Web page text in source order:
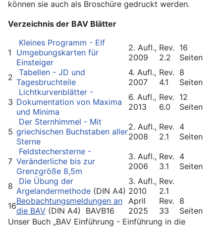
können sie auch als Broschüre gedruckt werden.
Verzeichnis der BAV Blätter
1
Kleines Programm - Elf
Umgebungskarten für
Einsteiger
2. Aufl.,
2009
Rev.
2.2
16
Seiten
2
Tabellen - JD und
Tagesbruchteile
4. Aufl.,
2007
Rev.
4.1
8
Seiten
3
Lichtkurvenblätter -
Dokumentation von Maxima
und Minima
6. Aufl.,
2013
Rev.
6.0
12
Seiten
5
Der Sternhimmel - Mit
griechischen Buchstaben aller
Sterne
2. Aufl.,
2008
Rev.
2.1
4
Seiten
7
Feldstechersterne -
Veränderliche bis zur
Grenzgröße 8,5m
3. Aufl.,
2006
Rev.
3.1
4
Seiten
8
Die Übung der
Argelandermethode (DIN A4)
3. Aufl.,
2010
Rev.
2.1
16Beobachtungsmeldungen an
die BAV (DIN A4) BAVB16
April
2025
Rev.
33
8
Seiten
Unser Buch „BAV Einführung - Einführung in die